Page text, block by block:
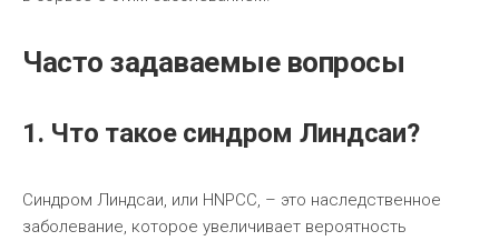
Часто задаваемые вопросы
1. Что такое синдром Линдсаи?
Синдром Линдсаи, или HNPCC, – это наследственное
заболевание, которое увеличивает вероятность